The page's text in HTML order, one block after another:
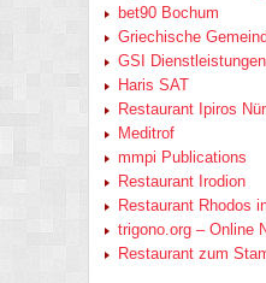
bet90 Bochum
Griechische
GSI Dienstleistungen
Haris SAT
Restaurant Ipiros
Meditrof
mmpi Publications
Restaurant Irodion
Restaurant Rhodos
trigono.org – Online
Restaurant zum